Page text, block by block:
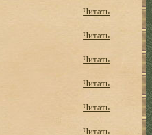
Читать
Читать
Читать
Читать
Читать
Читать